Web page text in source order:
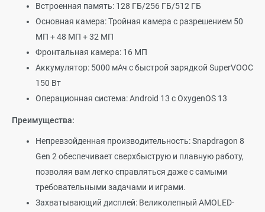
Встроенная память: 128 ГБ/256 ГБ/512 ГБ
Основная камера: Тройная камера с разрешением 50
МП + 48 МП + 32 МП
Фронтальная камера: 16 МП
Аккумулятор: 5000 мАч с быстрой зарядкой SuperVOOC
150 Вт
Операционная система: Android 13 с OxygenOS 13
Преимущества:
Непревзойденная производительность: Snapdragon 8
Gen 2 обеспечивает сверхбыструю и плавную работу,
позволяя вам легко справляться даже с самыми
требовательными задачами и играми.
Захватывающий дисплей: Великолепный AMOLED-